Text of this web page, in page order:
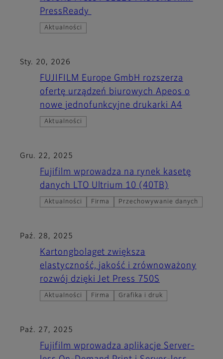
PressReady
Aktualności
Sty. 20, 2026
FUJIFILM Europe GmbH rozszerza
ofertę urządzeń biurowych Apeos o
nowe jednofunkcyjne drukarki A4
Aktualności
Gru. 22, 2025
Fujifilm wprowadza na rynek kasetę
danych LTO Ultrium 10 (40TB)
Aktualności Firma Przechowywanie danych
Paź. 28, 2025
Kartongbolaget zwiększa
elastyczność, jakość i zrównoważony
rozwój dzięki Jet Press 750S
Aktualności Firma Grafika i druk
Paź. 27, 2025
Fujifilm wprowadza aplikacje Server-